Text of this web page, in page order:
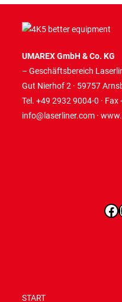
UMAREX GmbH & Co. KG
– Geschäftsbereich
Gut Nierhof 2 · 59757
Tel. +49 2932 9004-0 ·
info@laserliner.com ·
START